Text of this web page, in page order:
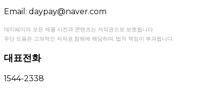
Email: daypay@naver.com
데이페이의 모든 제품 사진과 콘텐츠는 저작권으로 보호됩니다.
무단 도용은 고의적인 저작권 침해에 해당하며, 법적 책임이 부과됩니다.
대표전화
1544-2338